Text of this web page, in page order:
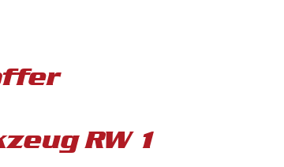
RW 1